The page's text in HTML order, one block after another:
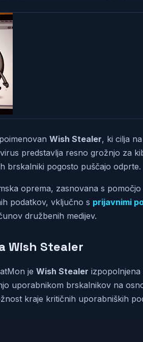
Wish Stealer, ki cilja
predstavlja resno grožnjo za
brskalniki pogosto puščajo odprte.
oprema, zasnovana s
podatkov, vključno s prijavnimi
družbenih medijev.
Wish Stealer
je Wish Stealer
uporabnikom brskalnikov na
kraje kritičnih uporabniških